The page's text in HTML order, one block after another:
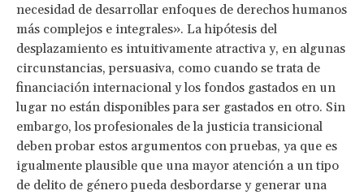
necesidad de desarrollar enfoques de derechos humanos
más complejos e integrales». La hipótesis del
desplazamiento es intuitivamente atractiva y, en algunas
circunstancias, persuasiva, como cuando se trata de
financiación internacional y los fondos gastados en un
lugar no están disponibles para ser gastados en otro. Sin
embargo, los profesionales de la justicia transicional
deben probar estos argumentos con pruebas, ya que es
igualmente plausible que una mayor atención a un tipo
de delito de género pueda desbordarse y generar una